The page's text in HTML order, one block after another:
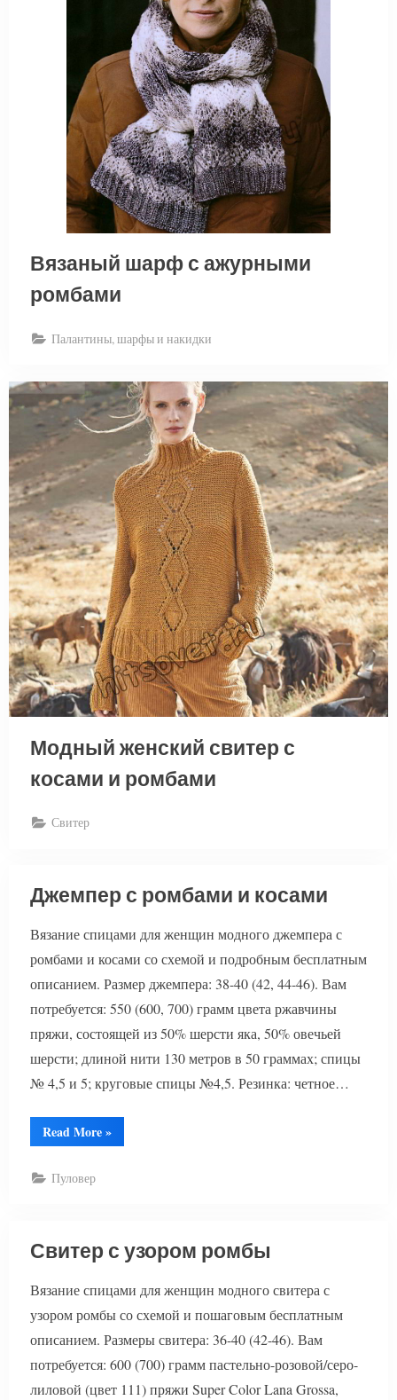
Вязаный шарф с ажурными
ромбами
Палантины, шарфы и накидки
Модный женский свитер с
косами и ромбами
Свитер
Джемпер с ромбами и косами
Вязание спицами для женщин модного джемпера с
ромбами и косами со схемой и подробным бесплатным
описанием. Размер джемпера: 38-40 (42, 44-46). Вам
потребуется: 550 (600, 700) грамм цвета ржавчины
пряжи, состоящей из 50% шерсти яка, 50% овечьей
шерсти; длиной нити 130 метров в 50 граммах; спицы
№ 4,5 и 5; круговые спицы №4,5. Резинка: четное…
Read More“Джемпер
с
»
Пуловер
Свитер с узором ромбы
Вязание спицами для женщин модного свитера с
узором ромбы со схемой и пошаговым бесплатным
описанием. Размеры свитера: 36-40 (42-46). Вам
потребуется: 600 (700) грамм пастельно-розовой/серо-
лиловой (цвет 111) пряжи Super Color Lana Grossa,